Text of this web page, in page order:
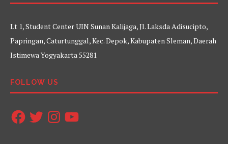
Lt 1, Student Center UIN Sunan Kalijaga, Jl. Laksda Adisucipto,
Papringan, Caturtunggal, Kec. Depok, Kabupaten Sleman, Daerah
Istimewa Yogyakarta 55281
FOLLOW US
FacebookTwitterInstagram
YouTube